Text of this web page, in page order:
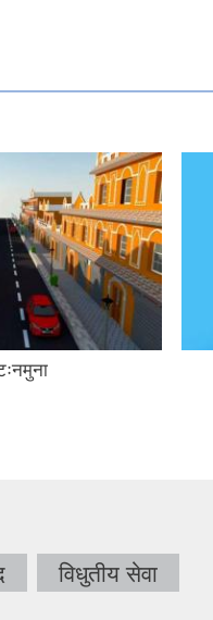
विधुतीय सेवा